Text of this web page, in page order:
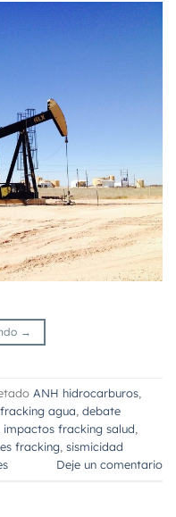
→
ANH hidrocarburos,
agua, debate
impactos fracking salud,
fracking, sismicidad
Deje un comentario